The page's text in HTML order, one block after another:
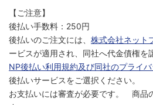
【ご注意】
後払い手数料：250円
後払いのご注文には、 株式会社ネット
ービスが適用され、同社へ代金債権を
NP後払い利用規約及び同社のプライ
後払いサービスをご選択ください。
お支払いには審査が必要です。 商品